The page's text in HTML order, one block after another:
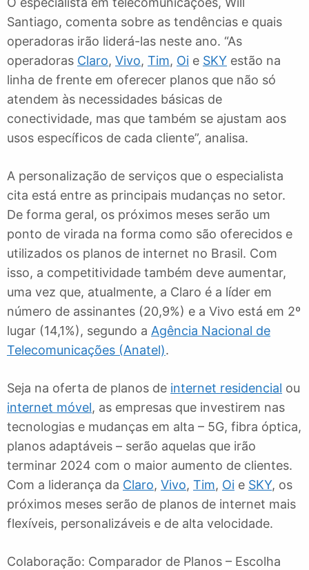
Santiago, comenta sobre as tendências e quais
operadoras irão liderá-las neste ano. “As
operadoras Claro, Vivo, Tim, Oi e SKY estão na
linha de frente em oferecer planos que não só
atendem às necessidades básicas de
conectividade, mas que também se ajustam aos
usos específicos de cada cliente”, analisa.
A personalização de serviços que o especialista
cita está entre as principais mudanças no setor.
De forma geral, os próximos meses serão um
ponto de virada na forma como são oferecidos e
utilizados os planos de internet no Brasil. Com
isso, a competitividade também deve aumentar,
uma vez que, atualmente, a Claro é a líder em
número de assinantes (20,9%) e a Vivo está em 2º
lugar (14,1%), segundo a Agência Nacional de
Telecomunicações (Anatel).
Seja na oferta de planos de internet residencial ou
internet móvel, as empresas que investirem nas
tecnologias e mudanças em alta – 5G, fibra óptica,
planos adaptáveis – serão aquelas que irão
terminar 2024 com o maior aumento de clientes.
Com a liderança da Claro, Vivo, Tim, Oi e SKY, os
próximos meses serão de planos de internet mais
flexíveis, personalizáveis e de alta velocidade.
Colaboração: Comparador de Planos – Escolha